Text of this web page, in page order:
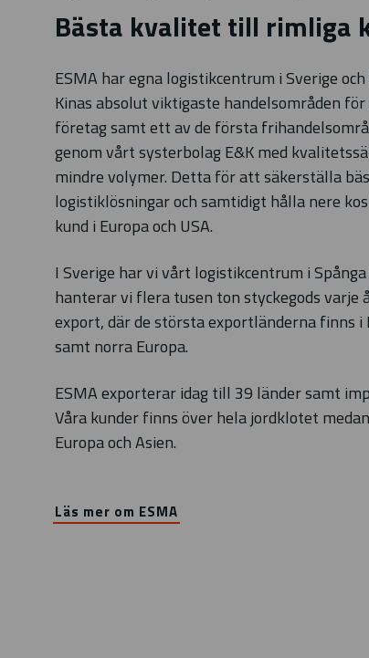
Bästa kvalitet till rimliga
ESMA har egna logistikcentrum i Sverige
Kinas absolut viktigaste handelsområden
företag samt ett av de första
genom vårt systerbolag E&K med
mindre volymer. Detta för att säkerställa
logistiklösningar och samtidigt hålla nere
kund i Europa och USA.
I Sverige har vi vårt logistikcentrum i
hanterar vi flera tusen ton styckegods varje
export, där de största exportländerna finns i
samt norra Europa.
ESMA exporterar idag till 39 länder samt
Våra kunder finns över hela jordklotet
Europa och Asien.
Läs mer om ESMA